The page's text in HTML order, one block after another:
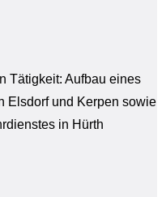
Tätigkeit: Aufbau eines
Elsdorf und Kerpen sowie
in Hürth